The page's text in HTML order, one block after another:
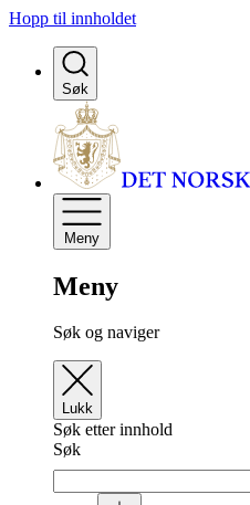
Hopp til innholdet
Søk
Meny
Meny
Søk og naviger
Lukk
Søk etter innhold
Søk